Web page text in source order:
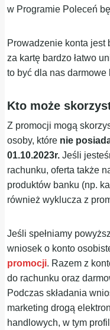
w Programie Poleceń
Prowadzenie konta jest
za kartę bardzo łatwo
to być dla nas darmowe
Kto może
Z promocji mogą
osoby, które nie
01.10.2023r. Jeśli
rachunku, oferta także
produktów banku (np.
również wyklucza z
Jeśli spełniamy
wniosek o konto
promocji. Razem z
do rachunku oraz
Podczas składania
marketing drogą
handlowych, w tym